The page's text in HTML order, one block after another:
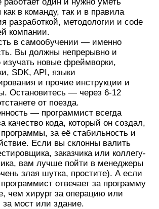
как в команду, так и в правила
разработкой, методологии и code
компании.
в самообучении — именно
Вы должны непрерывно и
изучать новые фреймворки,
SDK, API, языки
и прочие инструкции и
Остановитесь — через 6-12
от поезда.
— программист всегда
качество кода, который он создал,
за её стабильность и
Если вы склонны валить
заказчика или коллегу-
вам лучше пойти в менеджеры
злая шутка, простите). А если
отвечает за программу
чем хирург за операцию или
за мост или здание.